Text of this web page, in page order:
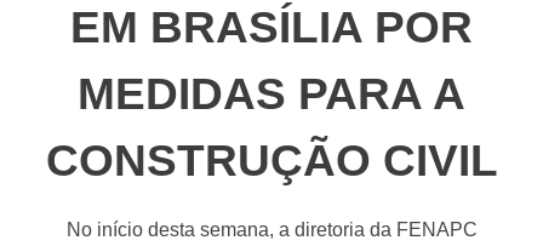
EM BRASÍLIA POR
MEDIDAS PARA A
CONSTRUÇÃO CIVIL
No início desta semana, a diretoria da FENAPC